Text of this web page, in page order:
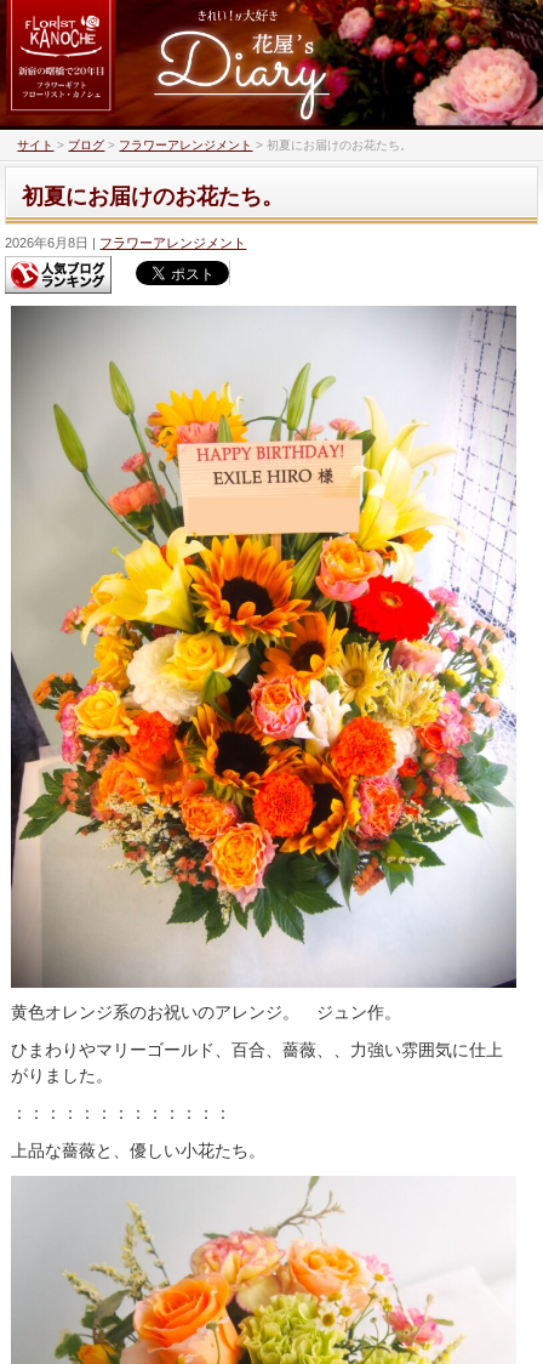
サイト > ブログ > フラワーアレンジメント >初夏にお届けのお花たち。
初夏にお届けのお花たち。
2026年6月8日 フラワーアレンジメント
黄色オレンジ系のお祝いのアレンジ。 ジュン作。
ひまわりやマリーゴールド、百合、薔薇、、力強い雰囲気に仕上
がりました。
：：：：：：：：：：：：：
上品な薔薇と、優しい小花たち。